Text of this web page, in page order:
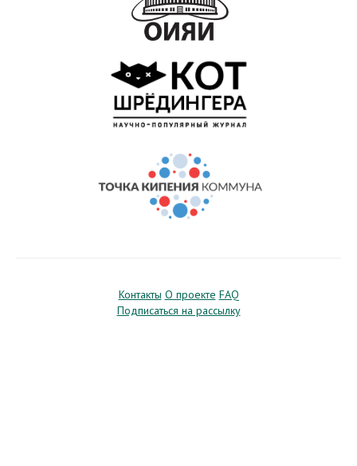
Контакты О проекте FAQ
Подписаться на рассылку